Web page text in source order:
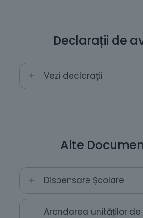
Declarații de
Vezi declarații
Alte
Dispensare Școlare
Arondarea unităților de